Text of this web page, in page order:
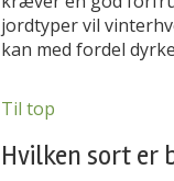
jordtyper vil
kan med fordel
Til top
Hvilken sort er